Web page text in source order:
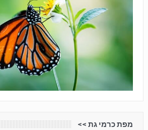
מפת כרמי גת <<